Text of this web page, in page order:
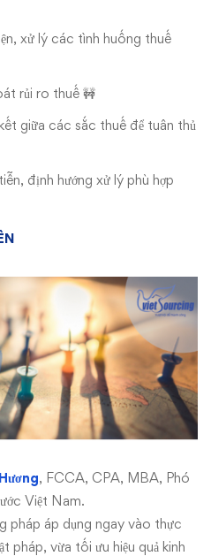
xử lý các tình huống thuế
rủi ro thuế 🚧
giữa các sắc thuế để tuân thủ
định hướng xử lý phù hợp
, FCCA, CPA, MBA, Phó
Việt Nam.
pháp áp dụng ngay vào thực
pháp, vừa tối ưu hiệu quả kinh